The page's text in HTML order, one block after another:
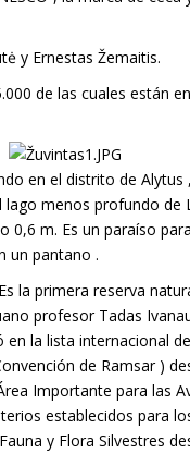
y Ernestas Žemaitis.
de las cuales están
en el distrito de Alytus
lago menos profundo
m. Es un paraíso
un pantano .
la primera reserva
profesor Tadas
la lista internacional
de Ramsar )
Importante para las
establecidos para
y Flora Silvestres